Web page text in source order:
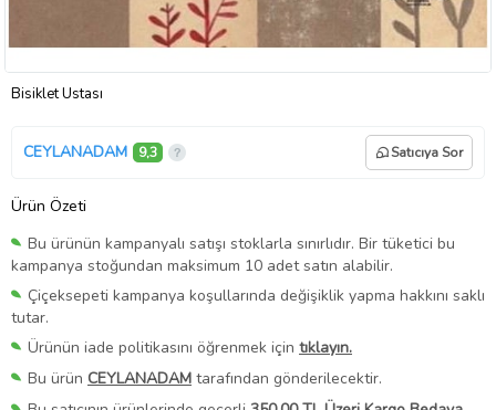
Bisiklet Ustası
CEYLANADAM 9,3 Satıcıya Sor
Ürün Özeti
Bu ürünün kampanyalı satışı stoklarla sınırlıdır. Bir tüketici bu
kampanya stoğundan maksimum 10 adet satın alabilir.
Çiçeksepeti kampanya koşullarında değişiklik yapma hakkını saklı
tutar.
Ürünün iade politikasını öğrenmek için tıklayın.
Bu ürün CEYLANADAM tarafından gönderilecektir.